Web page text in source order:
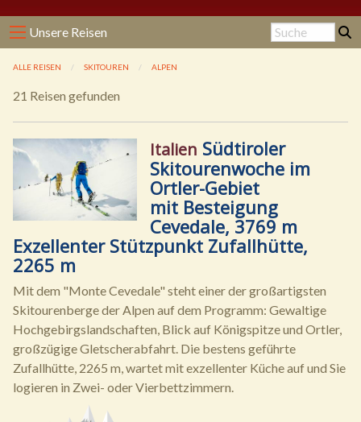
Unsere Reisen
ALLE REISEN SKITOUREN ALPEN
21 Reisen gefunden
Italien Südtiroler
Skitourenwoche im
Ortler-Gebiet
mit Besteigung
Cevedale, 3769 m
Exzellenter Stützpunkt Zufallhütte,
2265 m
Mit dem "Monte Cevedale" steht einer der großartigsten
Skitourenberge der Alpen auf dem Programm: Gewaltige
Hochgebirgslandschaften, Blick auf Königspitze und Ortler,
großzügige Gletscherabfahrt. Die bestens geführte
Zufallhütte, 2265 m, wartet mit exzellenter Küche auf und Sie
logieren in Zwei- oder Vierbettzimmern.